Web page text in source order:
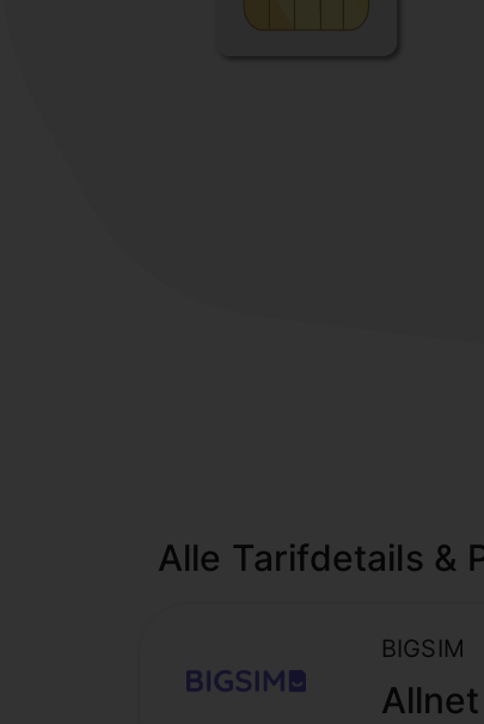
Alle Tarifdetails &
BIGSIM